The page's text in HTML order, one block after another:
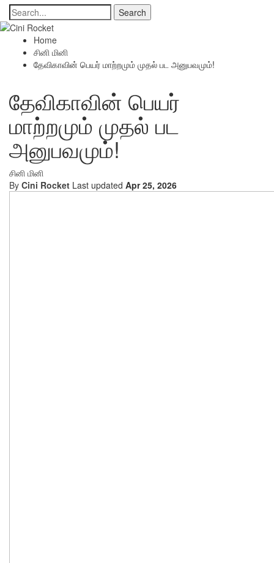
Home
சினி மினி
தேவிகாவின் பெயர் மாற்றமும் முதல் பட அனுபவமும்!
தேவிகாவின் பெயர்
மாற்றமும் முதல் பட
அனுபவமும்!
சினி மினி
By Cini Rocket Last updated Apr 25, 2026